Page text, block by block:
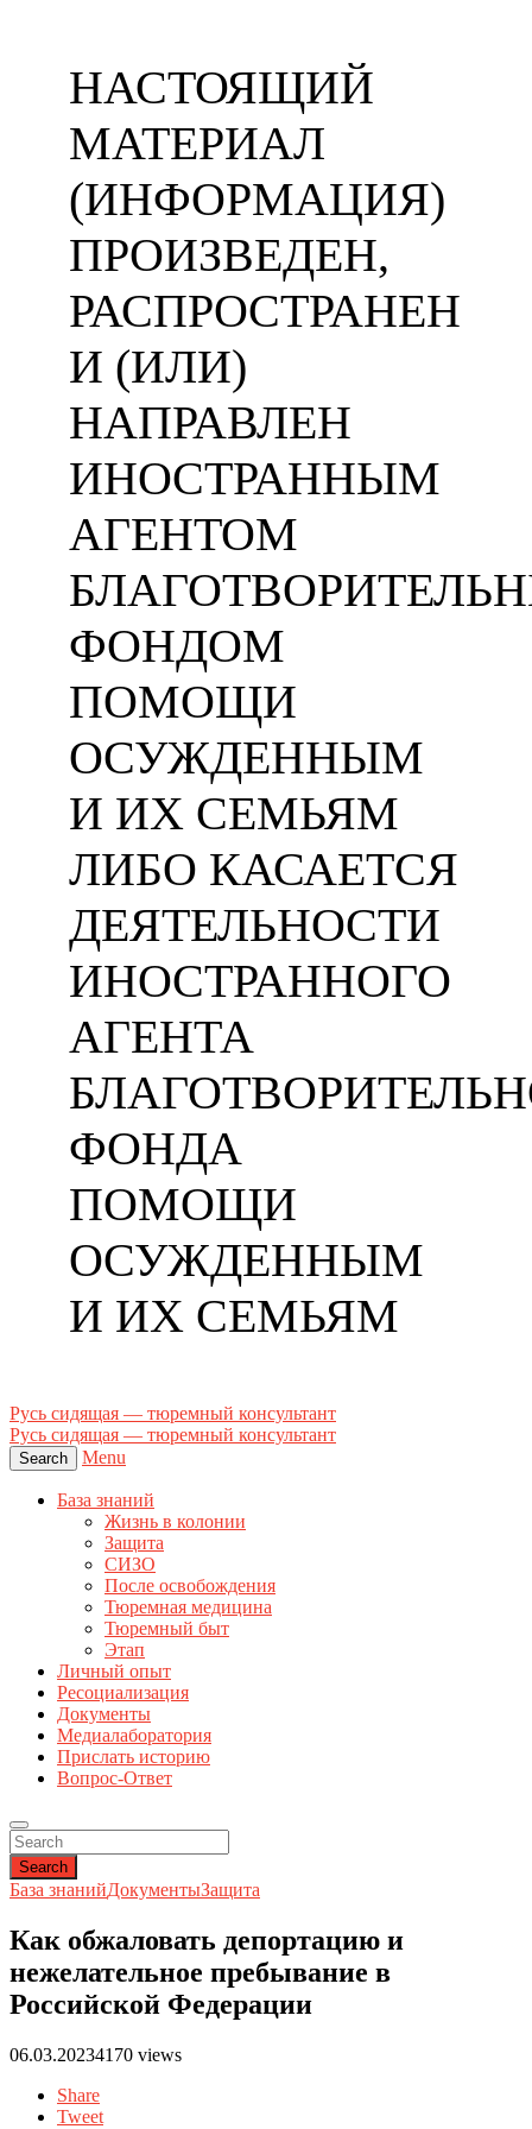
НАСТОЯЩИЙ
МАТЕРИАЛ
(ИНФОРМАЦИЯ)
ПРОИЗВЕДЕН,
РАСПРОСТРАНЕН
И (ИЛИ)
НАПРАВЛЕН
ИНОСТРАННЫМ
АГЕНТОМ
ФОНДОМ
ПОМОЩИ
ОСУЖДЕННЫМ
И ИХ СЕМЬЯМ
ЛИБО КАСАЕТСЯ
ДЕЯТЕЛЬНОСТИ
ИНОСТРАННОГО
АГЕНТА
ФОНДА
ПОМОЩИ
ОСУЖДЕННЫМ
И ИХ СЕМЬЯМ
Русь сидящая — тюремный консультант
Русь сидящая — тюремный консультант
Search Menu
База знаний
Жизнь в колонии
Защита
СИЗО
После освобождения
Тюремная медицина
Тюремный быт
Этап
Личный опыт
Ресоциализация
Документы
Медиалаборатория
Прислать историю
Вопрос-Ответ
Search
База знанийДокументыЗащита
Как обжаловать депортацию и
нежелательное пребывание в
Российской Федерации
06.03.20234170 views
Share
Tweet